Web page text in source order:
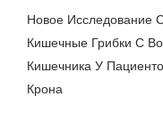
Новое Исследование
Кишечные Грибки С
Кишечника У
Крона